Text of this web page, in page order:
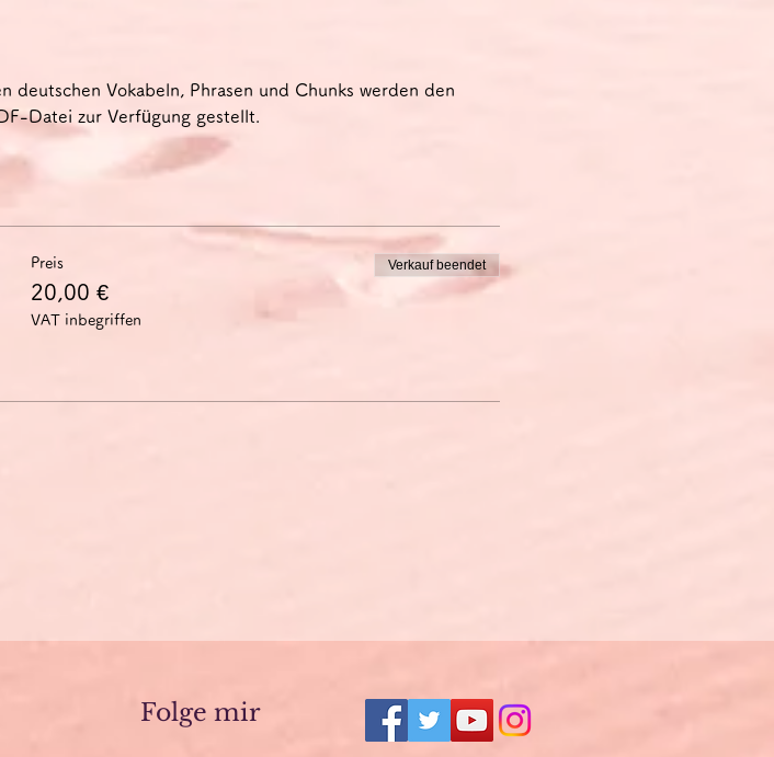
Vokabeln, Phrasen und Chunks werden den
Datei zur Verfügung gestellt.
Preis
20,00 €
VAT inbegriffen
Verkauf beendet
Folge mir